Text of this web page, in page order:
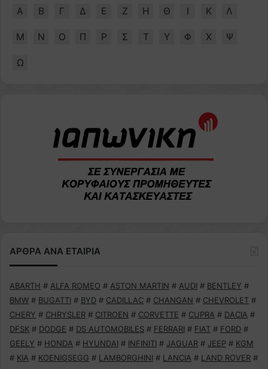
Α Β Γ Δ Ε Ζ Η Θ Ι Κ Λ
Μ Ν Ο Π Ρ Σ Τ Υ Φ Χ Ψ
Ω
ΑΡΘΡΑ ΑΝΑ ΕΤΑΙΡΙΑ
ABARTH # ALFA ROMEO # ASTON MARTIN # AUDI # BENTLEY #
BMW # BUGATTI # BYD # CADILLAC # CHANGAN # CHEVROLET #
CHERY # CHRYSLER # CITROEN # CORVETTE # CUPRA # DACIA #
DFSK # DODGE # DS AUTOMOBILES # FERRARI # FIAT # FORD #
GEELY # HONDA # HYUNDAI # INFINITI # JAGUAR # JEEP # KGM
# KIA # KOENIGSEGG # LAMBORGHINI # LANCIA # LAND ROVER #